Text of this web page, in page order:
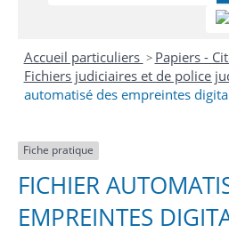
Accueil particuliers > Papiers -
Fichiers judiciaires et de police
automatisé des empreintes
Fiche pratique
FICHIER
EMPREINTES